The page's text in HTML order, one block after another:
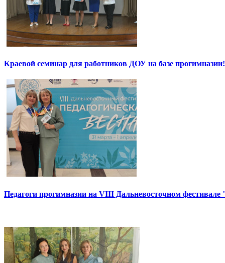
Краевой семинар для работников ДОУ на базе прогимназии!
Педагоги прогимназии на VIII Дальневосточном фестивале